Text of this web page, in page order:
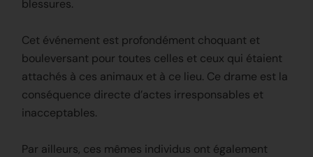
blessures.
Cet événement est profondément choquant et
bouleversant pour toutes celles et ceux qui étaient
attachés à ces animaux et à ce lieu. Ce drame est la
conséquence directe d’actes irresponsables et
inacceptables.
Par ailleurs, ces mêmes individus ont également